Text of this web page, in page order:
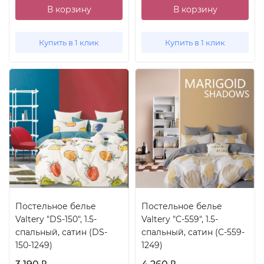
В корзину
Купить в 1 клик
В корзину
Купить в 1 клик
Постельное белье
Valtery "DS-150", 1.5-
спальный, сатин (DS-
150-1249)
Постельное белье
Valtery "C-559", 1.5-
спальный, сатин (C-559-
1249)